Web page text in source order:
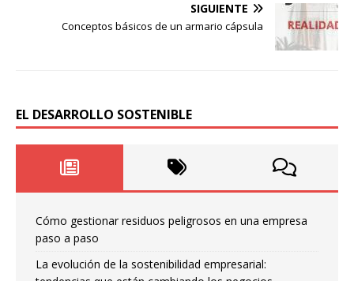
SIGUIENTE
Conceptos básicos de un armario cápsula
EL DESARROLLO SOSTENIBLE
Cómo gestionar residuos peligrosos en una empresa
paso a paso
La evolución de la sostenibilidad empresarial: